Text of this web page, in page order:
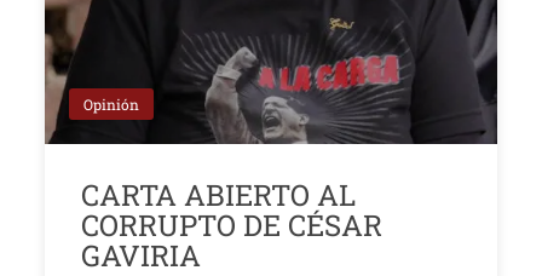
Opinión
CARTA ABIERTO AL
CORRUPTO DE CÉSAR
GAVIRIA